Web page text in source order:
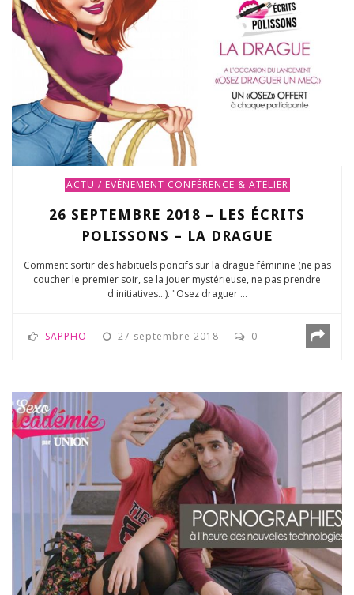
ACTU / EVÈNEMENT CONFÉRENCE & ATELIER
26 SEPTEMBRE 2018 – LES ÉCRITS
POLISSONS – LA DRAGUE
Comment sortir des habituels poncifs sur la drague féminine (ne pas
coucher le premier soir, se la jouer mystérieuse, ne pas prendre
d'initiatives...). "Osez draguer ...
SAPPHO 27 septembre 2018 0